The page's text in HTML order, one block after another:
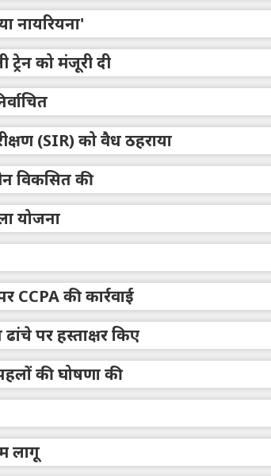
नायरियना'
ट्रेन को मंजूरी दी
(SIR) को वैध ठहराया
विकसित की
योजना
CCPA की कार्रवाई
पर हस्ताक्षर किए
की घोषणा की
लागू